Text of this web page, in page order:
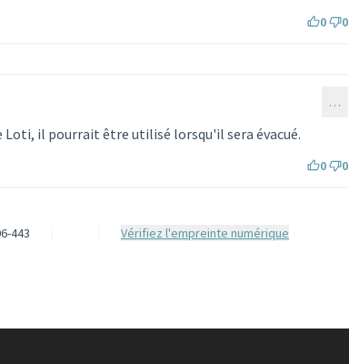
0 0
…
Loti, il pourrait être utilisé lorsqu'il sera évacué.
0 0
443 Vérifiez l'empreinte numérique